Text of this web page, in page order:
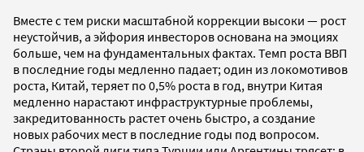
Вместе с тем риски масштабной коррекции высоки — рост
неустойчив, а эйфория инвесторов основана на эмоциях
больше, чем на фундаментальных фактах. Темп роста ВВП
в последние годы медленно падает; один из локомотивов
роста, Китай, теряет по 0,5% роста в год, внутри Китая
медленно нарастают инфраструктурные проблемы,
закредитованность растет очень быстро, а создание
новых рабочих мест в последние годы под вопросом.